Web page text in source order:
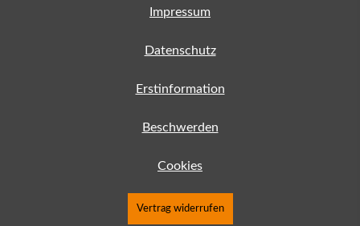
Impressum
Datenschutz
Erstinformation
Beschwerden
Cookies
Vertrag widerrufen